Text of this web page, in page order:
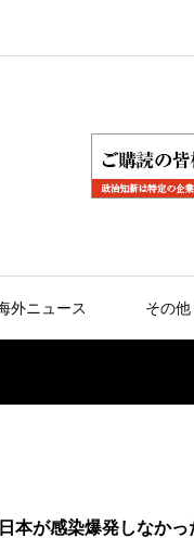
外ニュース その他
本が感染爆発しなかっ